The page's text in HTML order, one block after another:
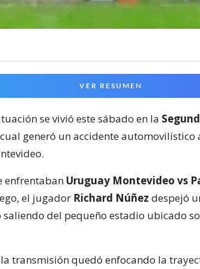
VER RESUMEN
se vivió este sábado en la
generó un accidente automovilístico
enfrentaban Uruguay Montevideo vs
el jugador Richard Núñez despejó
del pequeño estadio ubicado
transmisión quedó enfocando la